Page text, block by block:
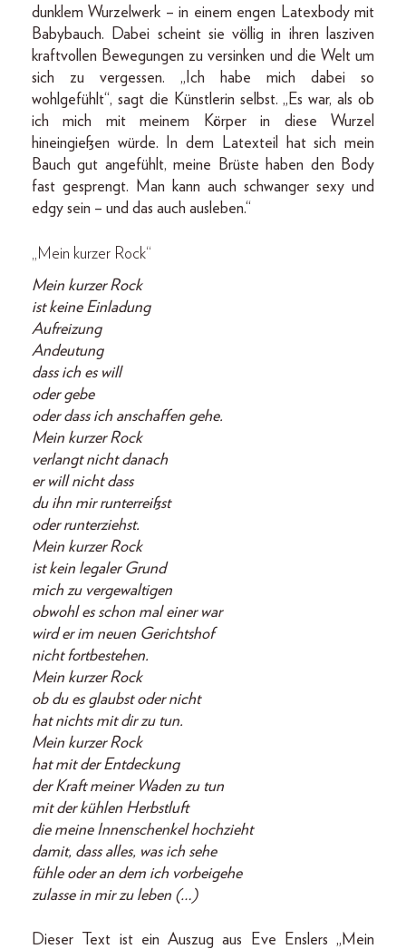
dunklem Wurzelwerk – in einem engen Latexbody mit
Babybauch. Dabei scheint sie völlig in ihren lasziven
kraftvollen Bewegungen zu versinken und die Welt um
sich zu vergessen. „Ich habe mich dabei so
wohlgefühlt“, sagt die Künstlerin selbst. „Es war, als ob
ich mich mit meinem Körper in diese Wurzel
hineingießen würde. In dem Latexteil hat sich mein
Bauch gut angefühlt, meine Brüste haben den Body
fast gesprengt. Man kann auch schwanger sexy und
edgy sein – und das auch ausleben.“
„Mein kurzer Rock“
Mein kurzer Rock
ist keine Einladung
Aufreizung
Andeutung
dass ich es will
oder gebe
oder dass ich anschaffen gehe.
Mein kurzer Rock
verlangt nicht danach
er will nicht dass
du ihn mir runterreißst
oder runterziehst.
Mein kurzer Rock
ist kein legaler Grund
mich zu vergewaltigen
obwohl es schon mal einer war
wird er im neuen Gerichtshof
nicht fortbestehen.
Mein kurzer Rock
ob du es glaubst oder nicht
hat nichts mit dir zu tun.
Mein kurzer Rock
hat mit der Entdeckung
der Kraft meiner Waden zu tun
mit der kühlen Herbstluft
die meine Innenschenkel hochzieht
damit, dass alles, was ich sehe
fühle oder an dem ich vorbeigehe
zulasse in mir zu leben (…)
Dieser Text ist ein Auszug aus Eve Enslers „Mein